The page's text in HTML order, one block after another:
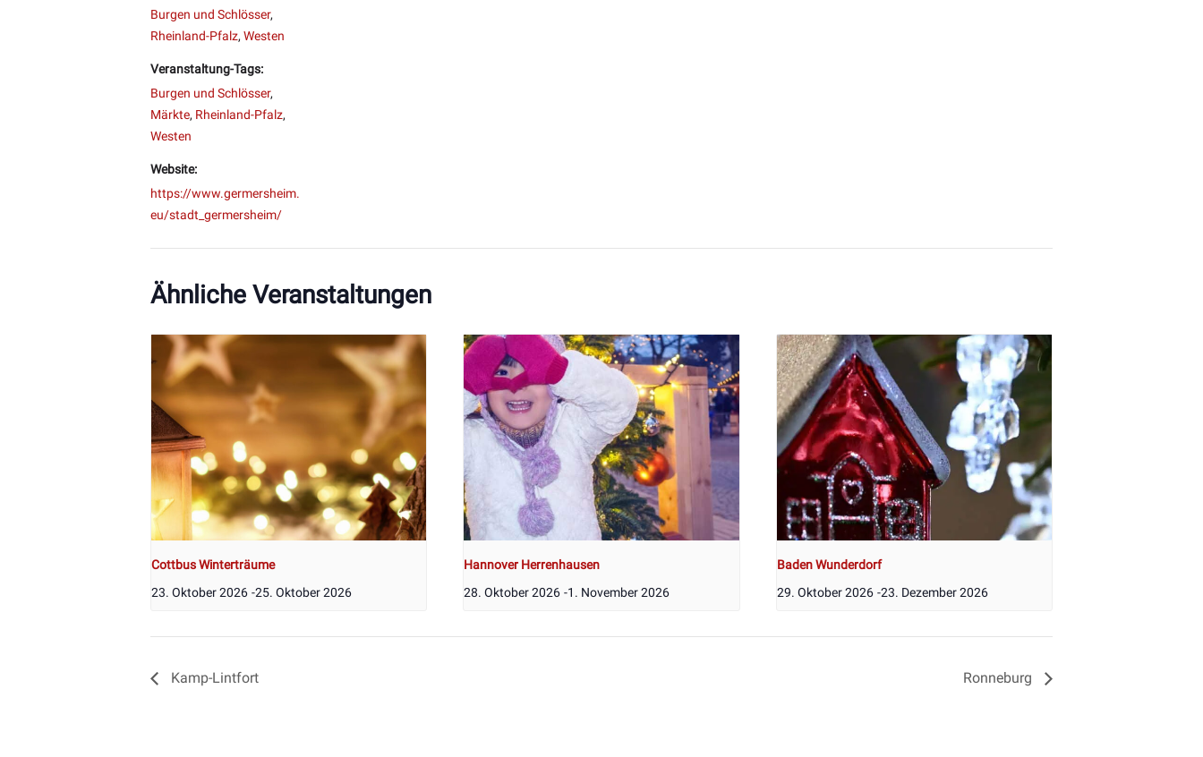
Burgen und Schlösser,
Rheinland-Pfalz, Westen
Veranstaltung-Tags:
Burgen und Schlösser,
Märkte, Rheinland-Pfalz,
Westen
Website:
https://www.germersheim.
eu/stadt_germersheim/
Ähnliche Veranstaltungen
Cottbus Winterträume
23. Oktober 2026 -25. Oktober 2026
Hannover Herrenhausen
28. Oktober 2026 -1. November 2026
Baden Wunderdorf
29. Oktober 2026 -23. Dezember 2026
Kamp-Lintfort Ronneburg